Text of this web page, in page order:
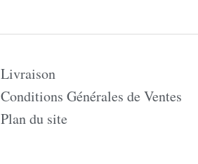
Livraison
Conditions Générales de Ventes
Plan du site